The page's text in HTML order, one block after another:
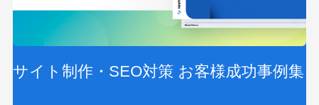
サイト制作・SEO対策 お客様成功事例集